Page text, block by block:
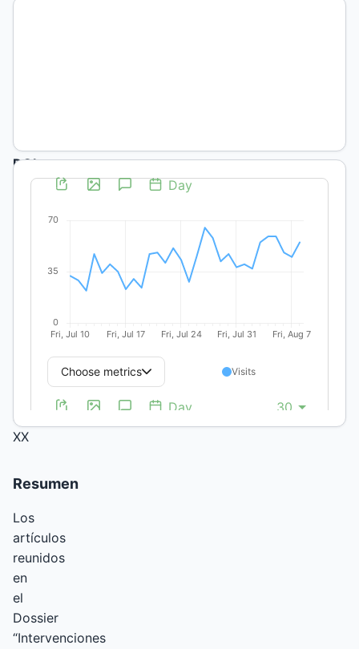
DOI:
https://doi.org/10.19137/2017-
escritoras,
feminista,
literatura
caribeña,
siglo
XX
Resumen
Los
artículos
reunidos
en
el
Dossier
“Intervenciones